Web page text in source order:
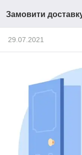
Замовити
29.07.2021